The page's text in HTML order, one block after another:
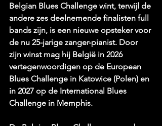
Belgian Blues Challenge wint, terwijl de
andere zes deelnemende finalisten full
bands zijn, is een nieuwe opsteker voor
de nu 25-jarige zanger-pianist. Door
zijn winst mag hij België in 2026
vertegenwoordigen op de European
Blues Challenge in Katowice (Polen) en
in 2027 op de International Blues
Challenge in Memphis.